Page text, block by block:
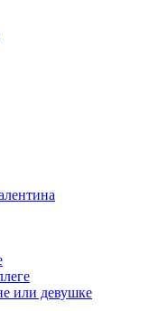
или девушке